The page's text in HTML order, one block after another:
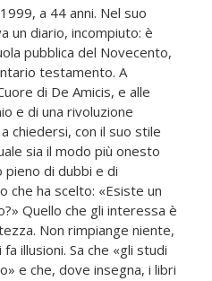
a 44 anni. Nel suo
un diario, incompiuto: è
pubblica del Novecento,
testamento. A
di De Amicis, e alle
e di una rivoluzione
chiedersi, con il suo stile
sia il modo più onesto
pieno di dubbi e di
che ha scelto: «Esiste un
Quello che gli interessa è
Non rimpiange niente,
illusioni. Sa che «gli studi
e che, dove insegna, i libri